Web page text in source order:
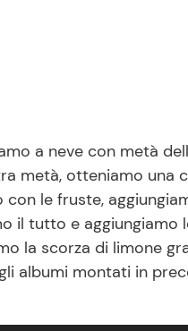
a neve con metà
metà, otteniamo una
le fruste,
il tutto e aggiungiamo
la scorza di limone
albumi montati in